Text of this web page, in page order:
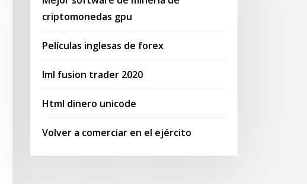
criptomonedas gpu
Películas inglesas de forex
Iml fusion trader 2020
Html dinero unicode
Volver a comerciar en el ejército